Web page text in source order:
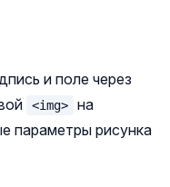
и поле через
<img> на
параметры рисунка